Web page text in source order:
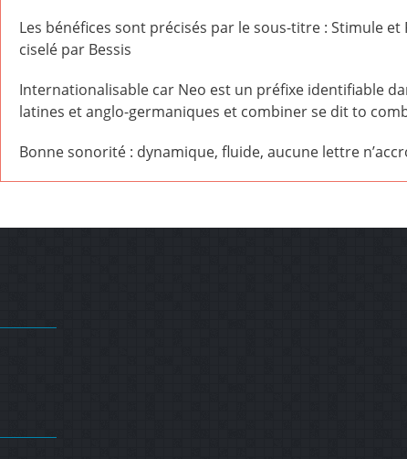
Les bénéfices sont précisés par le sous-titre : Stimule
ciselé par Bessis
Internationalisable car Neo est un préfixe identifiable
latines et anglo-germaniques et combiner se dit to
Bonne sonorité : dynamique, fluide, aucune lettre